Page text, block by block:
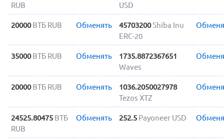
RUB
USD
20000 ВТБ RUB Обменять 45703200Shiba Inu
ERC-20
35000 ВТБ RUB Обменять
1735.8872367651
Waves
20000 ВТБ RUB Обменять
1036.2050027978
Tezos XTZ
24525.80475 ВТБ
RUB
Обменять 252.5 Payoneer USD